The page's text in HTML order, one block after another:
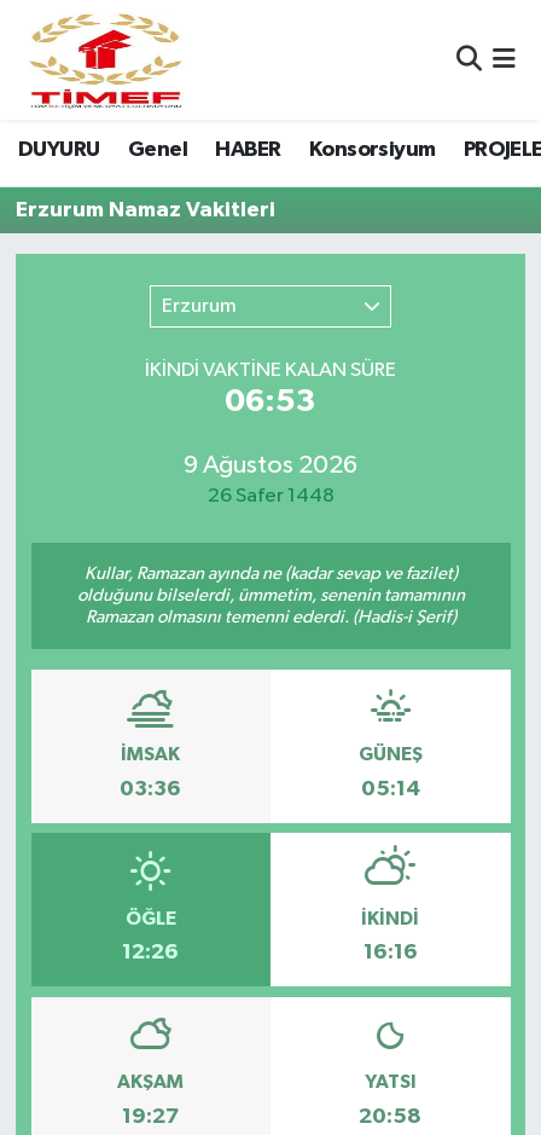
DUYURU Genel HABER Konsorsiyum
Erzurum Namaz Vakitleri
Erzurum
İKINDI VAKTİNE KALAN SÜRE
06:53
9 Ağustos 2026
26 Safer 1448
Kullar, Ramazan ayında ne (kadar sevap ve fazilet)
olduğunu bilselerdi, ümmetim, senenin tamamının
Ramazan olmasını temenni ederdi. (Hadis-i Şerif)
İMSAK
03:36
GÜNEŞ
05:14
ÖĞLE
12:26
İKINDI
16:16
AKŞAM
19:27
YATSI
20:58
Anasayfa Kutu
Anasayfa Manşet
Canlı Yayın
Konsorsiyum
PROJECTS
PROJELER
YEREL MEDYA RAPORU
Nöbetçi Eczaneler
Hava Durumu
Namaz Vakitleri
Son Dakika Haberleri